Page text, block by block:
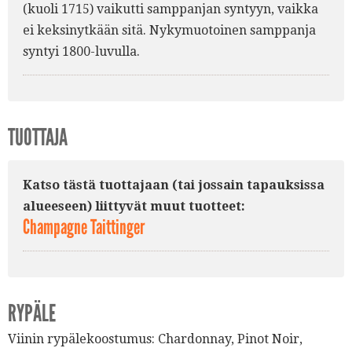
(kuoli 1715) vaikutti samppanjan syntyyn, vaikka
ei keksinytkään sitä. Nykymuotoinen samppanja
syntyi 1800-luvulla.
TUOTTAJA
Katso tästä tuottajaan (tai jossain tapauksissa
alueeseen) liittyvät muut tuotteet:
Champagne Taittinger
RYPÄLE
Viinin rypälekoostumus: Chardonnay, Pinot Noir,